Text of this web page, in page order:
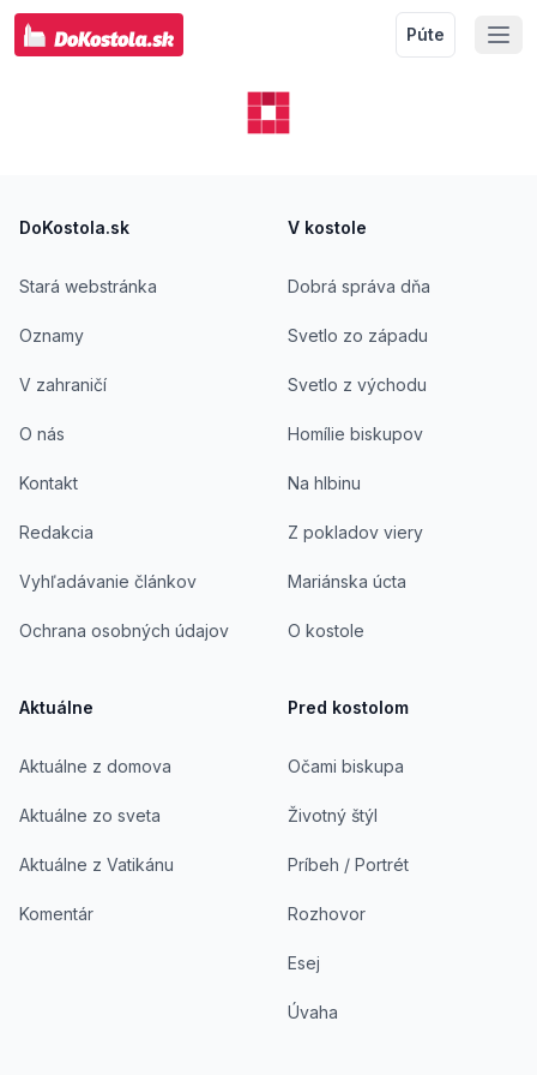
Púte
DoKostola.sk
Stará webstránka
Oznamy
V zahraničí
O nás
Kontakt
Redakcia
Vyhľadávanie článkov
Ochrana osobných údajov
Aktuálne
Aktuálne z domova
Aktuálne zo sveta
Aktuálne z Vatikánu
Komentár
V kostole
Dobrá správa dňa
Svetlo zo západu
Svetlo z východu
Homílie biskupov
Na hlbinu
Z pokladov viery
Mariánska úcta
O kostole
Pred kostolom
Očami biskupa
Životný štýl
Príbeh / Portrét
Rozhovor
Esej
Úvaha